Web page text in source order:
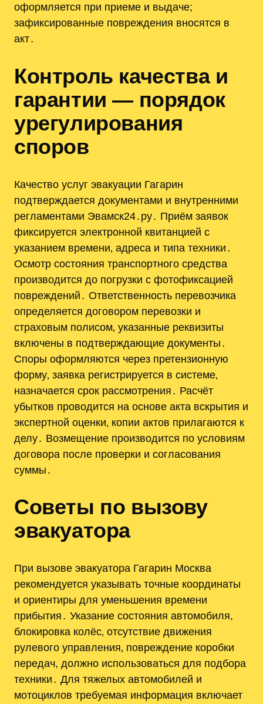
оформляется при приеме и выдаче;
зафиксированные повреждения вносятся в
акт․
Контроль качества и
гарантии — порядок
урегулирования
споров
Качество услуг эвакуации Гагарин
подтверждается документами и внутренними
регламентами Эвамск24․ру․ Приём заявок
фиксируется электронной квитанцией с
указанием времени‚ адреса и типа техники․
Осмотр состояния транспортного средства
производится до погрузки с фотофиксацией
повреждений․ Ответственность перевозчика
определяется договором перевозки и
страховым полисом‚ указанные реквизиты
включены в подтверждающие документы․
Споры оформляются через претензионную
форму‚ заявка регистрируется в системе‚
назначается срок рассмотрения․ Расчёт
убытков проводится на основе акта вскрытия и
экспертной оценки‚ копии актов прилагаются к
делу․ Возмещение производится по условиям
договора после проверки и согласования
суммы․
Советы по вызову
эвакуатора
При вызове эвакуатора Гагарин Москва
рекомендуется указывать точные координаты
и ориентиры для уменьшения времени
прибытия․ Указание состояния автомобиля,
блокировка колёс‚ отсутствие движения
рулевого управления‚ повреждение коробки
передач, должно использоваться для подбора
техники․ Для тяжелых автомобилей и
мотоциклов требуемая информация включает